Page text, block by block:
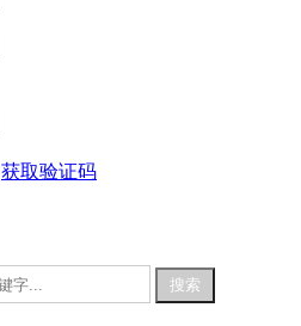
获取验证码